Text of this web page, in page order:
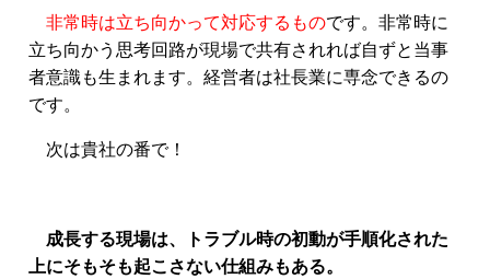
非常時は立ち向かって対応するものです。非常時に
立ち向かう思考回路が現場で共有されれば自ずと当事
者意識も生まれます。経営者は社長業に専念できるの
です。
次は貴社の番で！
成長する現場は、トラブル時の初動が手順化された
上にそもそも起こさない仕組みもある。